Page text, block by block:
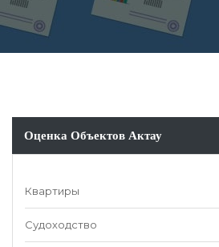
Оценка Объектов Актау
Квартиры
Судоходство